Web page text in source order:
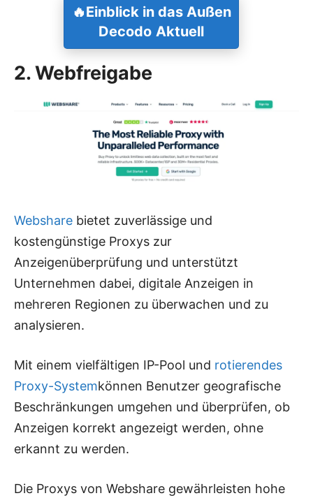
🔥Einblick in das Außen
Decodo Aktuell
2. Webfreigabe
Webshare bietet zuverlässige und
kostengünstige Proxys zur
Anzeigenüberprüfung und unterstützt
Unternehmen dabei, digitale Anzeigen in
mehreren Regionen zu überwachen und zu
analysieren.
Mit einem vielfältigen IP-Pool und rotierendes
Proxy-Systemkönnen Benutzer geografische
Beschränkungen umgehen und überprüfen, ob
Anzeigen korrekt angezeigt werden, ohne
erkannt zu werden.
Die Proxys von Webshare gewährleisten hohe